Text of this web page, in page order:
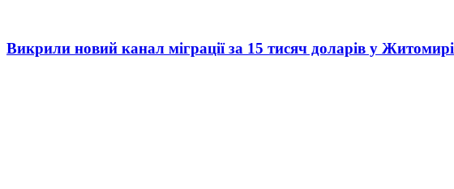
Викрили новий канал міграції за 15 тисяч доларів у Житомирі